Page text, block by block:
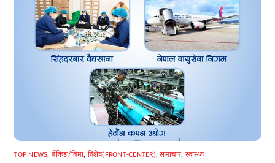
TOP NEWS, बैंकिङ/बिमा, विशेष(FRONT-CENTER),समाचार, स्वास्थ्य